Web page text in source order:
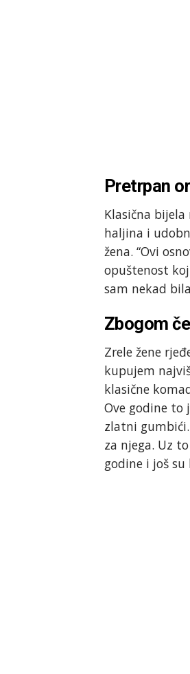
Pretrpan
Klasična
haljina i
žena. “Ovi
opuštenost
sam nekad
Zbogom
Zrele žene
kupujem
klasične
Ove godine to
zlatni
za njega. Uz
godine i još su